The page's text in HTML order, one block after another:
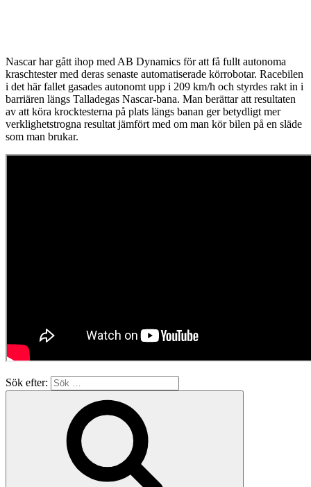
Nascar har gått ihop med AB Dynamics för att få fullt autonoma
kraschtester med deras senaste automatiserade körrobotar. Racebilen
i det här fallet gasades autonomt upp i 209 km/h och styrdes rakt in i
barriären längs Talladegas Nascar-bana. Man berättar att resultaten
av att köra krocktesterna på plats längs banan ger betydligt mer
verklighetstrogna resultat jämfört med om man kör bilen på en släde
som man brukar.
Sök efter: